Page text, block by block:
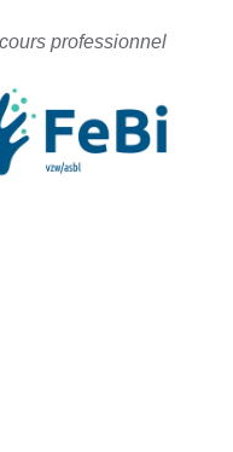
professionnel